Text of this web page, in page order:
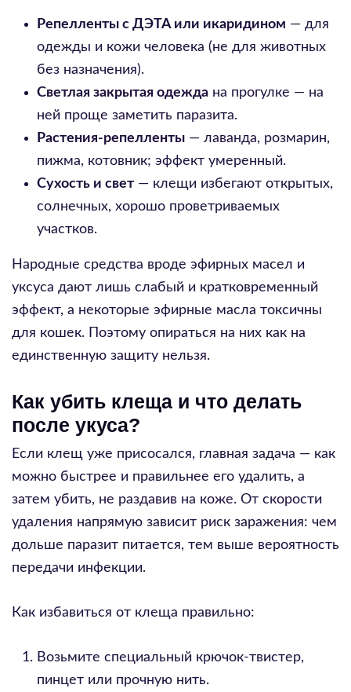
Репелленты с ДЭТА или икаридином — для
одежды и кожи человека (не для животных
без назначения).
Светлая закрытая одежда на прогулке — на
ней проще заметить паразита.
Растения-репелленты — лаванда, розмарин,
пижма, котовник; эффект умеренный.
Сухость и свет — клещи избегают открытых,
солнечных, хорошо проветриваемых
участков.
Народные средства вроде эфирных масел и
уксуса дают лишь слабый и кратковременный
эффект, а некоторые эфирные масла токсичны
для кошек. Поэтому опираться на них как на
единственную защиту нельзя.
Как убить клеща и что делать
после укуса?
Если клещ уже присосался, главная задача — как
можно быстрее и правильнее его удалить, а
затем убить, не раздавив на коже. От скорости
удаления напрямую зависит риск заражения: чем
дольше паразит питается, тем выше вероятность
передачи инфекции.
Как избавиться от клеща правильно:
Возьмите специальный крючок-твистер,
пинцет или прочную нить.